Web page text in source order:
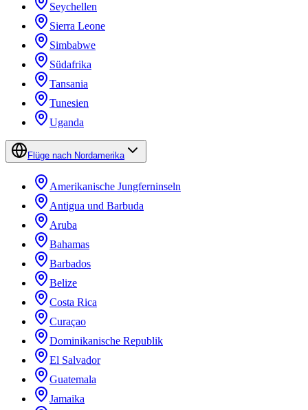
Seychellen
Sierra Leone
Simbabwe
Südafrika
Tansania
Tunesien
Uganda
Flüge nach Nordamerika
Amerikanische Jungferninseln
Antigua und Barbuda
Aruba
Bahamas
Barbados
Belize
Costa Rica
Curaçao
Dominikanische Republik
El Salvador
Guatemala
Jamaika